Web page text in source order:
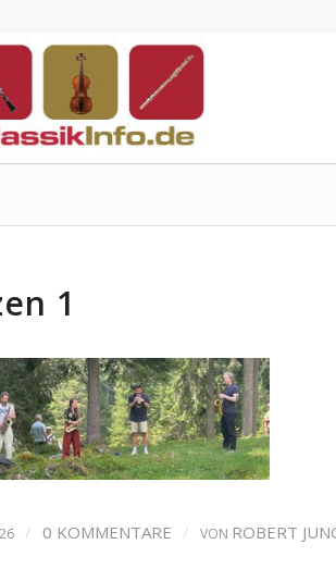
1
/ 0 KOMMENTARE / VON ROBERT